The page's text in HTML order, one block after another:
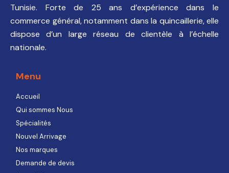
Tunisie. Forte de 25 ans d’expérience dans le
commerce général, notamment dans la quincaillerie, elle
dispose d’un large réseau de clientèle à l’échelle
nationale.
Menu
Accueil
Qui sommes Nous
Spécialités
Nouvel Arrivage
Nos marques
Demande de devis